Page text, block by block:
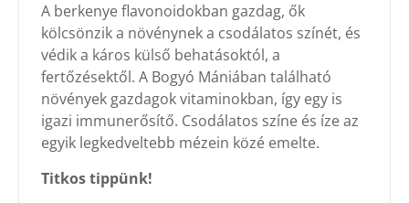
A berkenye flavonoidokban gazdag, ők
kölcsönzik a növénynek a csodálatos színét, és
védik a káros külső behatásoktól, a
fertőzésektől. A Bogyó Mániában található
növények gazdagok vitaminokban, így egy is
igazi immunerősítő. Csodálatos színe és íze az
egyik legkedveltebb mézein közé emelte.
Titkos tippünk!